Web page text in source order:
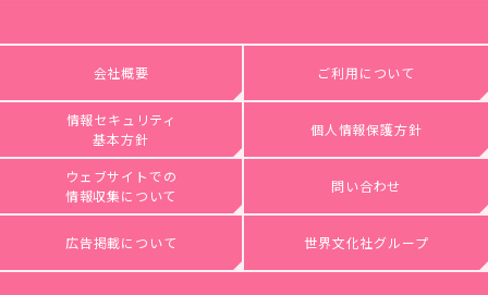
会社概要 ご利用について
情報セキュリティ
基本方針
個人情報保護方針
ウェブサイトでの
情報収集について
問い合わせ
広告掲載について 世界文化社グループ